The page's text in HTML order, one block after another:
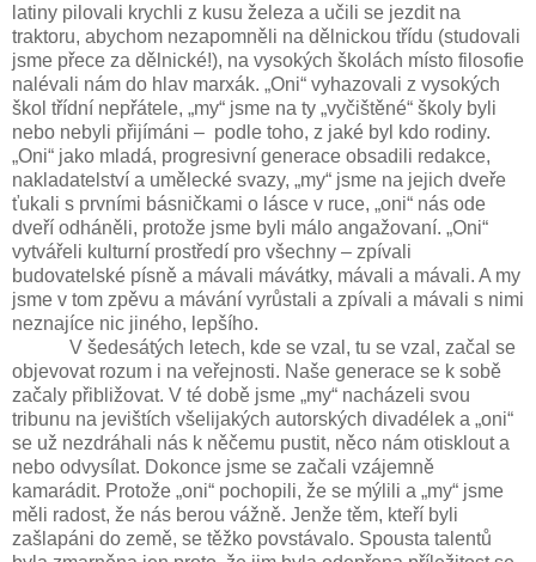
latiny pilovali krychli z kusu železa a učili se jezdit na
traktoru, abychom nezapomněli na dělnickou třídu (studovali
jsme přece za dělnické!), na vysokých školách místo filosofie
nalévali nám do hlav marxák. „Oni“ vyhazovali z vysokých
škol třídní nepřátele, „my“ jsme na ty „vyčištěné“ školy byli
nebo nebyli přijímáni – podle toho, z jaké byl kdo rodiny.
„Oni“ jako mladá, progresivní generace obsadili redakce,
nakladatelství a umělecké svazy, „my“ jsme na jejich dveře
ťukali s prvními básničkami o lásce v ruce, „oni“ nás ode
dveří odháněli, protože jsme byli málo angažovaní. „Oni“
vytvářeli kulturní prostředí pro všechny – zpívali
budovatelské písně a mávali mávátky, mávali a mávali. A my
jsme v tom zpěvu a mávání vyrůstali a zpívali a mávali s nimi
neznajíce nic jiného, lepšího.
V šedesátých letech, kde se vzal, tu se vzal, začal se
objevovat rozum i na veřejnosti. Naše generace se k sobě
začaly přibližovat. V té době jsme „my“ nacházeli svou
tribunu na jevištích všelijakých autorských divadélek a „oni“
se už nezdráhali nás k něčemu pustit, něco nám otisklout a
nebo odvysílat. Dokonce jsme se začali vzájemně
kamarádit. Protože „oni“ pochopili, že se mýlili a „my“ jsme
měli radost, že nás berou vážně. Jenže těm, kteří byli
zašlapáni do země, se těžko povstávalo. Spousta talentů